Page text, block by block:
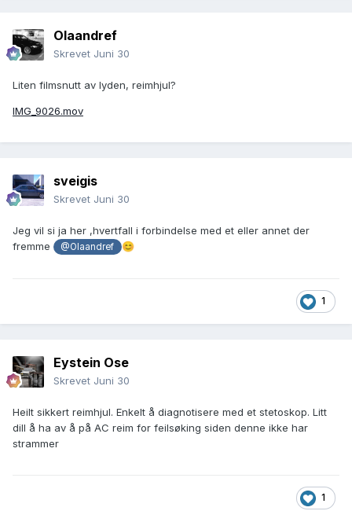
Olaandref
Skrevet Juni 30
Liten filmsnutt av lyden, reimhjul?
IMG_9026.mov
sveigis
Skrevet Juni 30
Jeg vil si ja her ,hvertfall i forbindelse med et eller annet der
fremme
@Olaandref 😊
1
Eystein Ose
Skrevet Juni 30
Heilt sikkert reimhjul. Enkelt å diagnotisere med et stetoskop. Litt
dill å ha av å på AC reim for feilsøking siden denne ikke har
strammer
1